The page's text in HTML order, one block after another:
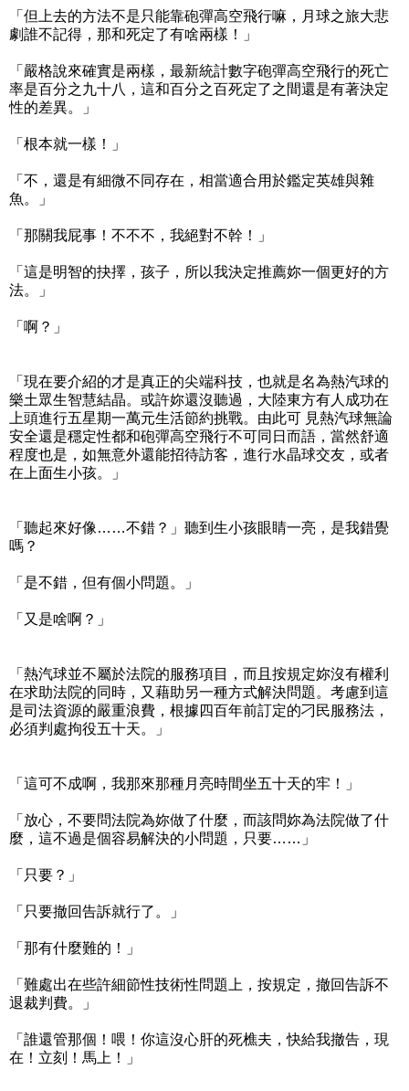
「但上去的方法不是只能靠砲彈高空飛行嘛，月球之旅大悲
劇誰不記得，那和死定了有啥兩樣！」
「嚴格說來確實是兩樣，最新統計數字砲彈高空飛行的死亡
率是百分之九十八，這和百分之百死定了之間還是有著決定
性的差異。」
「根本就一樣！」
「不，還是有細微不同存在，相當適合用於鑑定英雄與雜
魚。」
「那關我屁事！不不不，我絕對不幹！」
「這是明智的抉擇，孩子，所以我決定推薦妳一個更好的方
法。」
「啊？」
「現在要介紹的才是真正的尖端科技，也就是名為熱汽球的
樂土眾生智慧結晶。或許妳還沒聽過，大陸東方有人成功在
上頭進行五星期一萬元生活節約挑戰。由此可 見熱汽球無論
安全還是穩定性都和砲彈高空飛行不可同日而語，當然舒適
程度也是，如無意外還能招待訪客，進行水晶球交友，或者
在上面生小孩。」
「聽起來好像……不錯？」聽到生小孩眼睛一亮，是我錯覺
嗎？
「是不錯，但有個小問題。」
「又是啥啊？」
「熱汽球並不屬於法院的服務項目，而且按規定妳沒有權利
在求助法院的同時，又藉助另一種方式解決問題。考慮到這
是司法資源的嚴重浪費，根據四百年前訂定的刁民服務法，
必須判處拘役五十天。」
「這可不成啊，我那來那種月亮時間坐五十天的牢！」
「放心，不要問法院為妳做了什麼，而該問妳為法院做了什
麼，這不過是個容易解決的小問題，只要……」
「只要？」
「只要撤回告訴就行了。」
「那有什麼難的！」
「難處出在些許細節性技術性問題上，按規定，撤回告訴不
退裁判費。」
「誰還管那個！喂！你這沒心肝的死樵夫，快給我撤告，現
在！立刻！馬上！」